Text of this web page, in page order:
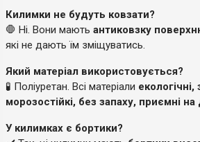
Килимки не будуть ковзати?
🛑 Ні. Вони мають антиковзку
які не дають їм зміщуватись.
Який матеріал використовується?
🧪 Поліуретан. Всі матеріали екологічні,
морозостійкі, без запаху, приємні на
У килимках є бортики?